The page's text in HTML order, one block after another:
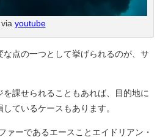
via youtube
点の一つとして挙げられるのが、サ
課せられることもあれば、目的地に
ているケースもあります。
ァーであるエースことエイドリアン・